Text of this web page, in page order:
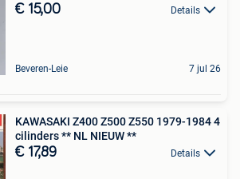
€ 15,00 Details
Beveren-Leie 7 jul 26
KAWASAKI Z400 Z500 Z550 1979-1984 4
cilinders ** NL NIEUW **
€ 17,89 Details